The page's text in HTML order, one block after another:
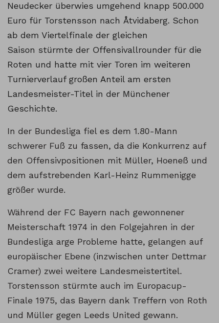
Neudecker überwies umgehend knapp 500.000
Euro für Torstensson nach Åtvidaberg. Schon
ab dem Viertelfinale der gleichen
Saison stürmte der Offensivallrounder für die
Roten und hatte mit vier Toren im weiteren
Turnierverlauf großen Anteil am ersten
Landesmeister-Titel in der Münchener
Geschichte.
In der Bundesliga fiel es dem 1.80-Mann
schwerer Fuß zu fassen, da die Konkurrenz auf
den Offensivpositionen mit Müller, Hoeneß und
dem aufstrebenden Karl-Heinz Rummenigge
größer wurde.
Während der FC Bayern nach gewonnener
Meisterschaft 1974 in den Folgejahren in der
Bundesliga arge Probleme hatte, gelangen auf
europäischer Ebene (inzwischen unter Dettmar
Cramer) zwei weitere Landesmeistertitel.
Torstensson stürmte auch im Europacup-
Finale 1975, das Bayern dank Treffern von Roth
und Müller gegen Leeds United gewann.